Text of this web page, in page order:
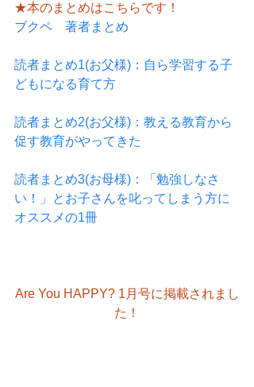
★本のまとめはこちらです！
ブクペ　著者まとめ
読者まとめ1(お父様)：自ら学習する子
どもになる育て方
読者まとめ2(お父様)：教える教育から
促す教育がやってきた
読者まとめ3(お母様)：「勉強しなさ
い！」とお子さんを叱ってしまう方に
オススメの1冊
Are You HAPPY? 1月号に掲載されまし
た！